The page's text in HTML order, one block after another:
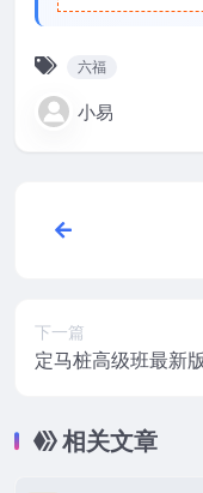
六福
小易
下一篇
定马桩高级班最新版 心易相法 百度云课程
相关文章